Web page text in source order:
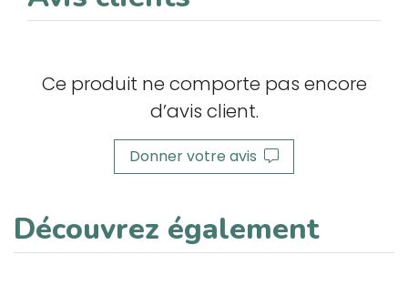
Ce produit ne comporte pas encore
d’avis client.
Donner votre avis
Découvrez également